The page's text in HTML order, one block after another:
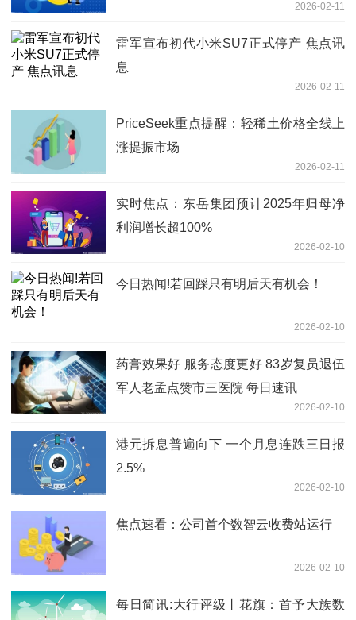
2026-02-11
雷军宣布初代小米SU7正式停产 焦点讯
息
2026-02-11
PriceSeek重点提醒：轻稀土价格全线上
涨提振市场
2026-02-11
实时焦点：东岳集团预计2025年归母净
利润增长超100%
2026-02-10
今日热闻!若回踩只有明后天有机会！
2026-02-10
药膏效果好 服务态度更好 83岁复员退伍
军人老孟点赞市三医院 每日速讯
2026-02-10
港元拆息普遍向下 一个月息连跌三日报
2.5%
2026-02-10
焦点速看：公司首个数智云收费站运行
2026-02-10
每日简讯:大行评级丨花旗：首予大族数